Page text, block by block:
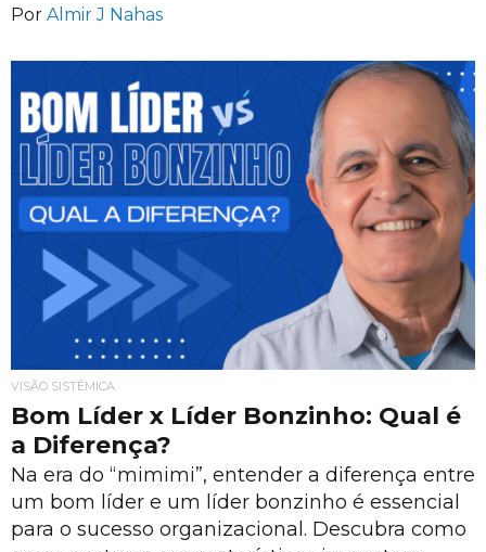
Por Almir J Nahas
VISÃO SISTÊMICA
Bom Líder x Líder Bonzinho: Qual é
a Diferença?
Na era do “mimimi”, entender a diferença entre
um bom líder e um líder bonzinho é essencial
para o sucesso organizacional. Descubra como